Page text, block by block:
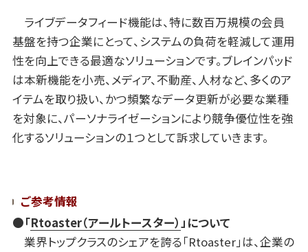
ライブデータフィード機能は、特に数百万規模の会員
基盤を持つ企業にとって、システムの負荷を軽減して運用
性を向上できる最適なソリューションです。ブレインパッド
は本新機能を小売、メディア、不動産、人材など、多くのア
イテムを取り扱い、かつ頻繁なデータ更新が必要な業種
を対象に、パーソナライゼーションにより競争優位性を強
化するソリューションの１つとして訴求していきます。
ご参考情報
●「Rtoaster（アールトースター）」について
業界トップクラスのシェアを誇る「Rtoaster」は、企業の